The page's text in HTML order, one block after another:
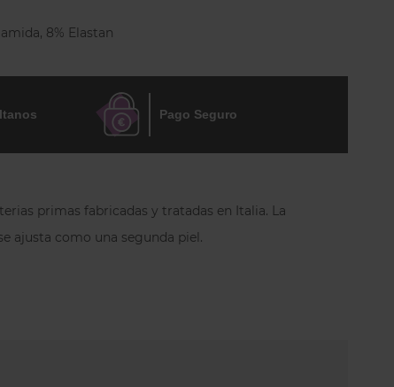
8% Elastan
Pago Seguro
primas fabricadas y tratadas en Italia. La
ajusta como una segunda piel.